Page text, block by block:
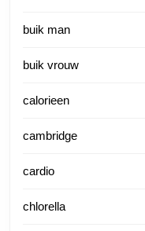
buik man
buik vrouw
calorieen
cambridge
cardio
chlorella